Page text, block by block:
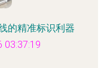
的精准标识利器
03:37:19